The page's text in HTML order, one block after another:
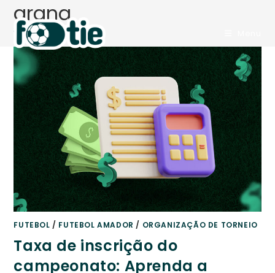
para
conteúdo
grana
> Blog grana
FUTEBOL / FUTEBOL AMADOR / ORGANIZAÇÃO DE TORNEIO
Taxa de inscrição do
campeonato: Aprenda a